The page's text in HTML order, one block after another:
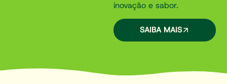
inovação e sabor.
SAIBA MAIS